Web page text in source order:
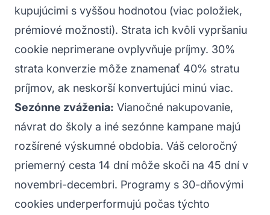
kupujúcimi s vyššou hodnotou (viac položiek,
prémiové možnosti). Strata ich kvôli vypršaniu
cookie neprimerane ovplyvňuje príjmy. 30%
strata konverzie môže znamenať 40% stratu
príjmov, ak neskorší konvertujúci minú viac.
Sezónne zváženia: Vianočné nakupovanie,
návrat do školy a iné sezónne kampane majú
rozšírené výskumné obdobia. Váš celoročný
priemerný cesta 14 dní môže skoči na 45 dní v
novembri-decembri. Programy s 30-dňovými
cookies underperformujú počas týchto